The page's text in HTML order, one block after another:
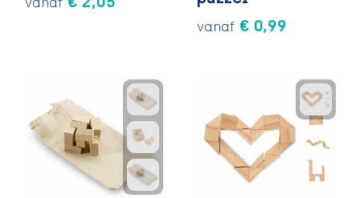
vanaf € 0,99